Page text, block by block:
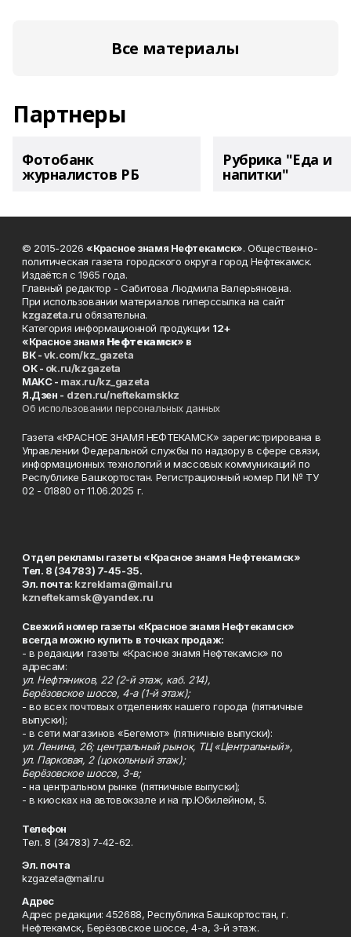
Все материалы
Партнеры
Фотобанк
журналистов РБ
Рубрика "Еда и
напитки"
© 2015-2026 «Красное знамя Нефтекамск». Общественно-
политическая газета городского округа город Нефтекамск.
Издаётся с 1965 года.
Главный редактор - Сабитова Людмила Валерьяновна.
При использовании материалов гиперссылка на сайт
kzgazeta.ru обязательна.
Категория информационной продукции 12+
«Красное знамя Нефтекамск» в
ВК -vk.com/kz_gazeta
ОК - ok.ru/kzgazeta
MAKC - max.ru/kz_gazeta
Я.Дзен - dzen.ru/neftekamskkz
Об использовании персональных данных
Газета «КРАСНОЕ ЗНАМЯ НЕФТЕКАМСК» зарегистрирована в
Управлении Федеральной службы по надзору в сфере связи,
информационных технологий и массовых коммуникаций по
Республике Башкортостан. Регистрационный номер ПИ № ТУ
02 - 01880 от 11.06.2025 г.
Отдел рекламы газеты «Красное знамя Нефтекамск»
Тел. 8 (34783) 7-45-35.
Эл. почта: kzreklama@mail.ru
kzneftekamsk@yandex.ru
Свежий номер газеты «Красное знамя Нефтекамск»
всегда можно купить в точках продаж:
- в редакции газеты «Красное знамя Нефтекамск» по
адресам:
ул. Нефтяников, 22 (2-й этаж, каб. 214),
Берёзовское шоссе, 4-а (1-й этаж);
- во всех почтовых отделениях нашего города (пятничные
выпуски);
- в сети магазинов «Бегемот» (пятничные выпуски):
ул. Ленина, 26; центральный рынок, ТЦ «Центральный»,
ул. Парковая, 2 (цокольный этаж);
Берёзовское шоссе, 3-в;
- на центральном рынке (пятничные выпуски);
- в киосках на автовокзале и на пр.Юбилейном, 5.
Телефон
Тел. 8 (34783) 7-42-62.
Эл. почта
kzgazeta@mail.ru
Адрес
Адрес редакции: 452688, Республика Башкортостан, г.
Нефтекамск, Берёзовское шоссе, 4-а, 3-й этаж.